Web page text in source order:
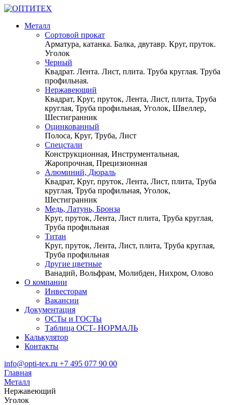
Металл
Сортовой прокат
Арматура, катанка. Балка, двутавр. Круг, пруток.
Уголок
Черный
Квадрат. Лента. Лист, плита. Труба круглая. Труба
профильная.
Нержавеющий
Квадрат, Круг, пруток, Лента, Лист, плита, Труба
круглая, Труба профильная, Уголок, Швеллер,
Шестигранник
Оцинкованный
Полоса, Круг, Труба, Лист
Спецстали
Конструкционная, Инструментальная,
Жаропрочная, Прецизионная
Алюминий, Дюраль
Квадрат, Круг, пруток, Лента, Лист, плита, Труба
круглая, Труба профильная, Уголок,
Шестигранник
Медь, Латунь, Бронза
Круг, пруток, Лента, Лист плита, Труба круглая,
Труба профильная
Титан
Круг, пруток, Лента, Лист, плита, Труба круглая,
Труба профильная
Другие цветные
Ванадий, Вольфрам, Молибден, Нихром, Олово
О компании
Инвесторам
Вакансии
Документация
ОСТы и ГОСТы
Таблица ОСТ- НОРМАЛЬ
Калькулятор
Контакты
info@opti-tex.ru +7 495 077 90 00
Главная
Металл
Нержавеющий
Уголок